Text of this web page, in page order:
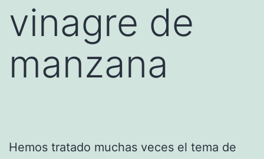
vinagre de
manzana
Hemos tratado muchas veces el tema de